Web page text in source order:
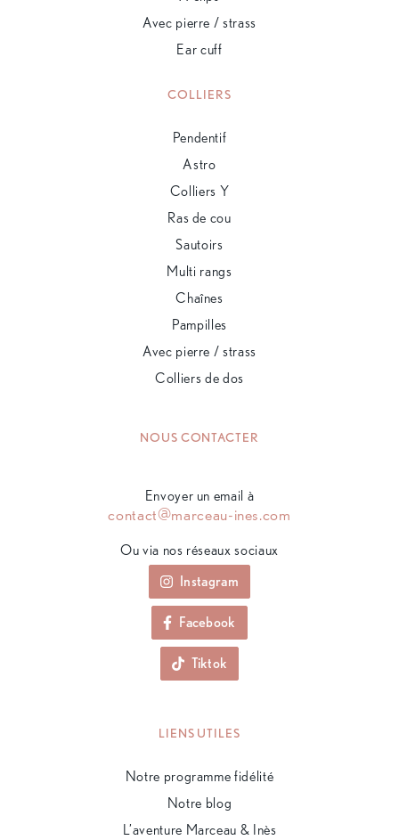
Avec pierre / strass
Ear cuff
COLLIERS
Pendentif
Astro
Colliers Y
Ras de cou
Sautoirs
Multi rangs
Chaînes
Pampilles
Avec pierre / strass
Colliers de dos
NOUS CONTACTER
Envoyer un email à
contact@marceau-ines.com
Ou via nos réseaux sociaux
Instagram
Facebook
Tiktok
LIENS UTILES
Notre programme fidélité
Notre blog
L’aventure Marceau & Inès